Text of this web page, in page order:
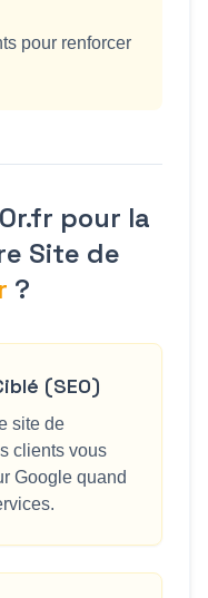
pour renforcer
pour la
Site de
?
(SEO)
site de
clients vous
Google quand